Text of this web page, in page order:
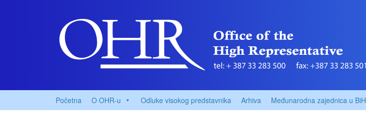
Početna O OHR-u Odluke visokog predstavnika Arhiva Međunarodna zajednica u BiH